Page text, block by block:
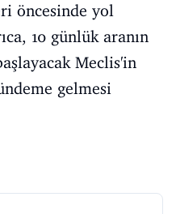
öncesinde yol
10 günlük aranın
Meclis'in
gelmesi